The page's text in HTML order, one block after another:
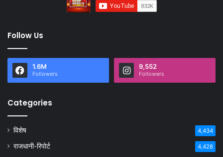
Follow Us
1.6M
Followers
9,552
Followers
Categories
विशेष 4,434
राजधानी-रिपोर्ट 4,428